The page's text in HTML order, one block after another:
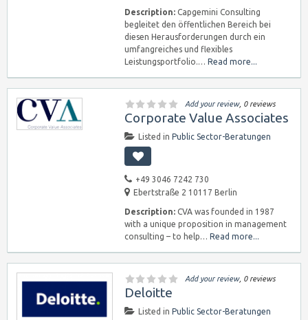
Description: Capgemini Consulting
begleitet den öffentlichen Bereich bei
diesen Herausforderungen durch ein
umfangreiches und flexibles
Leistungsportfolio.… Read more...
Add your review, 0 reviews
Corporate Value Associates
Listed in Public Sector-Beratungen
+49 3046 7242 730
Ebertstraße 2 10117 Berlin
Description: CVA was founded in 1987
with a unique proposition in management
consulting – to help… Read more...
Add your review, 0 reviews
Deloitte
Listed in Public Sector-Beratungen